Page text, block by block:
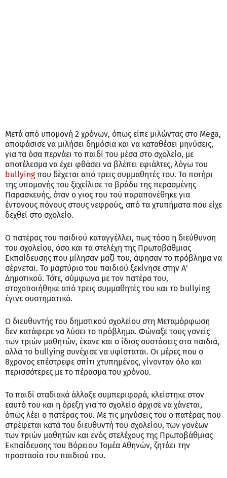
Μετά από υπομονή 2 χρόνων, όπως είπε μιλώντας στο Mega,
αποφάσισε να μιλήσει δημόσια και να καταθέσει μηνύσεις,
για τα όσα περνάει το παιδί του μέσα στο σχολείο, με
αποτέλεσμα να έχει φθάσει να βλέπει εφιάλτες, λόγω του
bullyingπου δέχεται από τρεις συμμαθητές του. Το ποτήρι
της υπομονής του ξεχείλισε το βράδυ της περασμένης
Παρασκευής, όταν ο γιος του τού παραπονέθηκε για
έντονους πόνους στους νεφρούς, από τα χτυπήματα που είχε
δεχθεί στο σχολείο.
Ο πατέρας του παιδιού καταγγέλλει, πως τόσο η διεύθυνση
του σχολείου, όσο και τα στελέχη της Πρωτοβάθμιας
Εκπαίδευσης που μίλησαν μαζί του, άφησαν το πρόβλημα να
σέρνεται. Το μαρτύριο του παιδιού ξεκίνησε στην Α’
Δημοτικού. Τότε, σύμφωνα με τον πατέρα του,
στοχοποιήθηκε από τρεις συμμαθητές του και το bullying
έγινε συστηματικό.
Ο διευθυντής του δημοτικού σχολείου στη Μεταμόρφωση
δεν κατάφερε να λύσει το πρόβλημα. Φώναξε τους γονείς
των τριών μαθητών, έκανε και ο ίδιος συστάσεις στα παιδιά,
αλλά το bullying συνέχισε να υφίσταται. Οι μέρες που ο
8χρονος επέστρεφε σπίτι χτυπημένος, γίνονταν όλο και
περισσότερες με το πέρασμα του χρόνου.
Το παιδί σταδιακά άλλαξε συμπεριφορά, κλείστηκε στον
εαυτό του και η όρεξη για το σχολείο άρχισε να χάνεται,
όπως λέει ο πατέρας του. Με τις μηνύσεις του ο πατέρας που
στρέφεται κατά του διευθυντή του σχολείου, των γονέων
των τριών μαθητών και ενός στελέχους της Πρωτοβάθμιας
Εκπαίδευσης του Βόρειου Τομέα Αθηνών, ζητάει την
προστασία του παιδιού του.